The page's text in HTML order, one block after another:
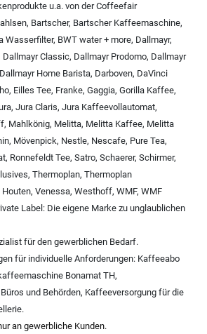
u.a. von derCoffeefair
, Bartscher, Bartscher Kaffeemaschine,
Wasserfilter, BWT water + more, Dallmayr,
Dallmayr Classic, Dallmayr Prodomo, Dallmayr
Dallmayr Home Barista, Darboven, DaVinci
, Eilles Tee, Franke, Gaggia, Gorilla Kaffee,
, Jura Claris, Jura Kaffeevollautomat,
, Mahlkönig, Melitta, Melitta Kaffee, Melitta
, Mövenpick, Nestle, Nescafe, Pure Tea,
, Ronnefeldt Tee, Satro, Schaerer, Schirmer,
, Thermoplan, Thermoplan
Houten, Venessa, Westhoff, WMF, WMF
Label: Die eigene Marke zu unglaublichen
für den gewerblichen Bedarf.
für individuelle Anforderungen: Kaffeeabo
Bonamat TH,
und Behörden, Kaffeeversorgung für die
.
an gewerbliche Kunden.